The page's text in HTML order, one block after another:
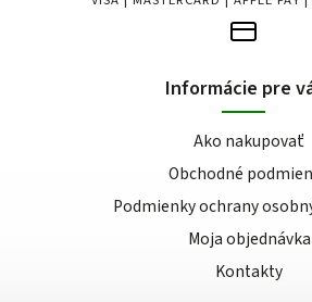
Informácie pre
Ako nakupovať
Obchodné
Podmienky ochrany
Moja objednávka
Kontakty